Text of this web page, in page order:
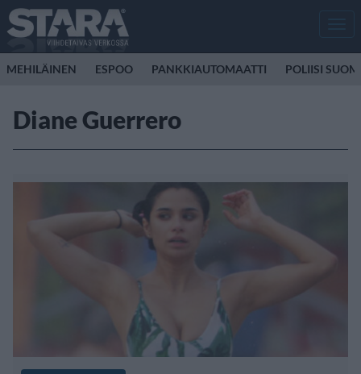
MEHILÄINEN ESPOO PANKKIAUTOMAATTI POLIISI
Diane Guerrero